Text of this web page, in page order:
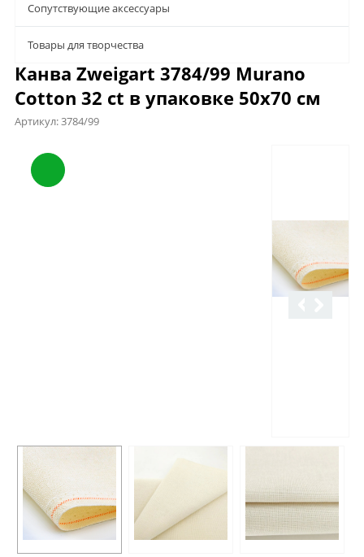
Сопутствующие аксессуары
Товары для творчества
Канва Zweigart 3784/99 Murano
Cotton 32 ct в упаковке 50х70 см
Артикул:3784/99
Описание